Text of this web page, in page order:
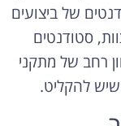
של ביצועים
סטודנטים
רחב של מתקני
שיש להקליט.